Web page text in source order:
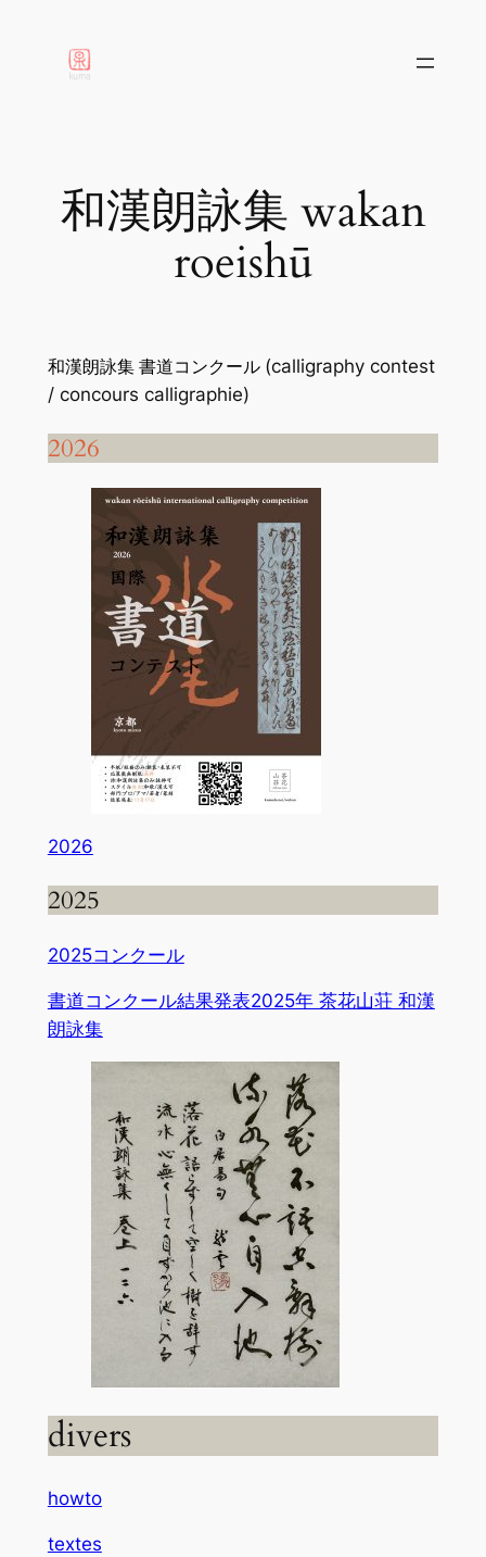
contenu
和漢朗詠集 wakan
roeishū
和漢朗詠集 書道コンクール (calligraphy contest
/ concours calligraphie)
2026
2026
2025
2025コンクール
書道コンクール結果発表2025年 茶花山荘 和漢
朗詠集
divers
howto
textes